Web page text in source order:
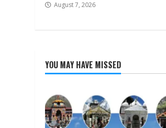
August 7, 2026
YOU MAY HAVE MISSED